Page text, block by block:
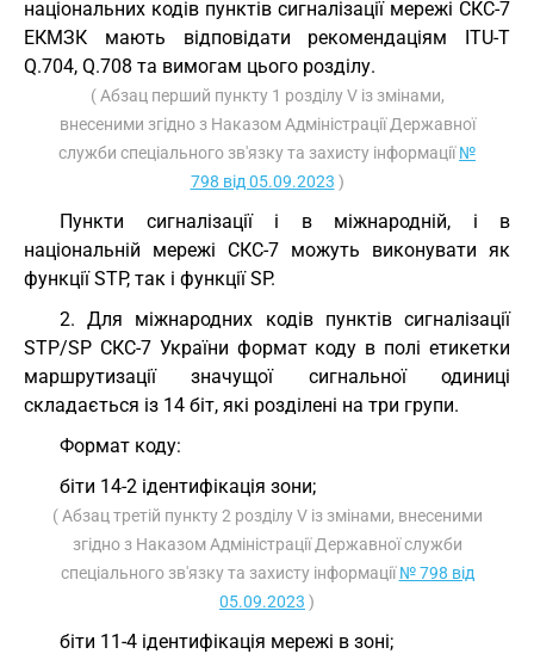
національних кодів пунктів сигналізації мережі СКС-7
ЕКМЗК мають відповідати рекомендаціям ІТU-T
Q.704, Q.708 та вимогам цього розділу.
( Абзац перший пункту 1 розділу V із змінами,
внесеними згідно з Наказом Адміністрації Державної
служби спеціального зв'язку та захисту інформації№
798 від 05.09.2023 )
Пункти сигналізації і в міжнародній, і в
національній мережі СКС-7 можуть виконувати як
функції STP, так і функції SP.
2. Для міжнародних кодів пунктів сигналізації
STP/SP СКС-7 України формат коду в полі етикетки
маршрутизації значущої сигнальної одиниці
складається із 14 біт, які розділені на три групи.
Формат коду:
біти 14-2 ідентифікація зони;
( Абзац третій пункту 2 розділу V із змінами, внесеними
згідно з Наказом Адміністрації Державної служби
спеціального зв'язку та захисту інформації№ 798 від
05.09.2023 )
біти 11-4 ідентифікація мережі в зоні;